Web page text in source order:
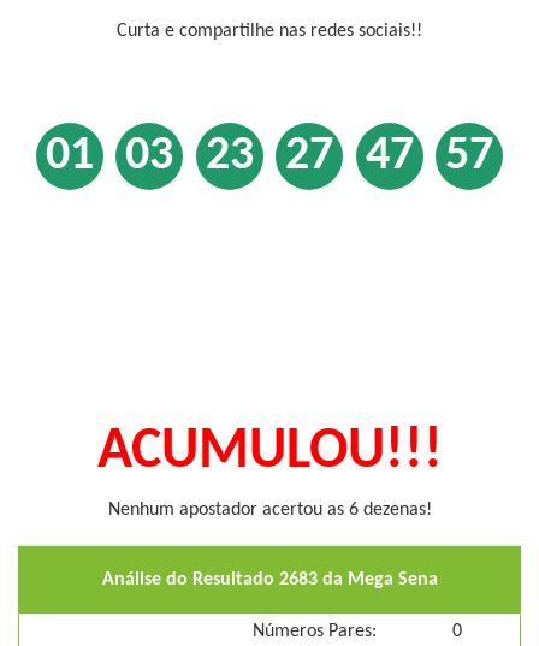
Curta e compartilhe nas redes sociais!!
01 03 23 27 47 57
ACUMULOU!!!
Nenhum apostador acertou as 6 dezenas!
Análise do Resultado 2683 da Mega Sena
Números Pares:
0